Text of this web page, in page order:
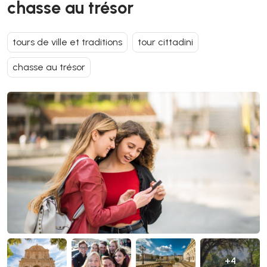
chasse au trésor
tours de ville et traditions tour cittadini
chasse au trésor
+4